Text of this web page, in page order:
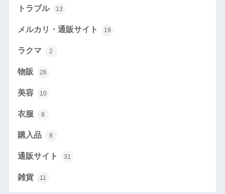
トラブル 13
メルカリ・通販サイト 19
ラクマ 2
物販 26
美容 10
衣服 8
購入品 8
通販サイト 31
雑貨 11